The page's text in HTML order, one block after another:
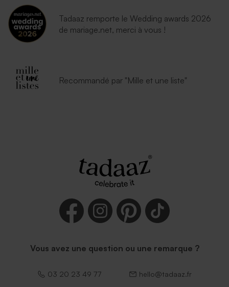
Enveloppe blanche
Tadaaz remporte le Wedding awards 2026
de mariage.net, merci à vous !
Recommandé par "Mille et une liste"
Vous avez une question ou une remarque ?
03 20 23 49 77 hello@tadaaz.fr